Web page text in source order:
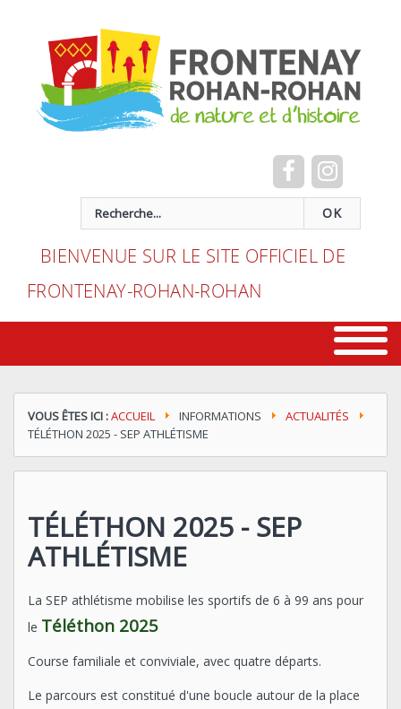
OK
BIENVENUE SUR LE SITE OFFICIEL DE
FRONTENAY-ROHAN-ROHAN
VOUS ÊTES ICI :ACCUEIL INFORMATIONS
ACTUALITÉS
TÉLÉTHON 2025 - SEP ATHLÉTISME
TÉLÉTHON 2025 - SEP
ATHLÉTISME
La SEP athlétisme mobilise les sportifs de 6 à 99 ans pour
le Téléthon 2025
Course familiale et conviviale, avec quatre départs.
Le parcours est constitué d'une boucle autour de la place